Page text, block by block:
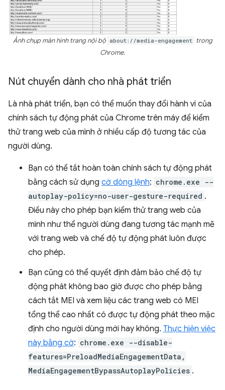
Ảnh chụp màn hình trang nội bộ about://media-engagement
trong
Chrome.
Nút chuyển dành cho nhà phát triển
Là nhà phát triển, bạn có thể muốn thay đổi hành vi của
chính sách tự động phát của Chrome trên máy để kiểm
thử trang web của mình ở nhiều cấp độ tương tác của
người dùng.
Bạn có thể tắt hoàn toàn chính sách tự động phát
bằng cách sử dụng cờ dòng lệnh: chrome.exe --
autoplay-policy=no-user-gesture-required .
Điều này cho phép bạn kiểm thử trang web của
mình như thể người dùng đang tương tác mạnh mẽ
với trang web và chế độ tự động phát luôn được
cho phép.
Bạn cũng có thể quyết định đảm bảo chế độ tự
động phát không bao giờ được cho phép bằng
cách tắt MEI và xem liệu các trang web có MEI
tổng thể cao nhất có được tự động phát theo mặc
định cho người dùng mới hay không. Thực hiện việc
này bằng cờ: chrome.exe --disable-
features=PreloadMediaEngagementData,
MediaEngagementBypassAutoplayPolicies .